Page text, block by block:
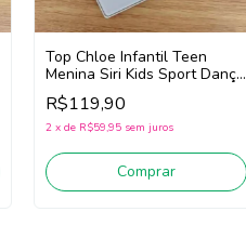
Top Chloe Infantil Teen
Menina Siri Kids Sport Dança
44714 (Azul)
R$119,90
2 x de R$59,95 sem juros
Comprar